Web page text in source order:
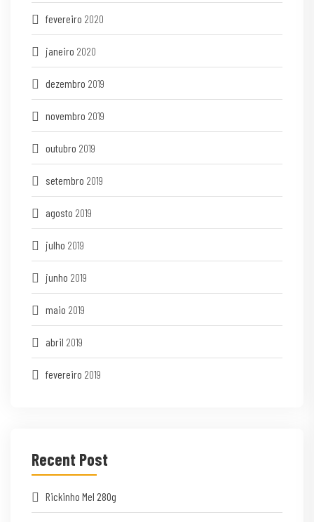
fevereiro 2020
janeiro 2020
dezembro 2019
novembro 2019
outubro 2019
setembro 2019
agosto 2019
julho 2019
junho 2019
maio 2019
abril 2019
fevereiro 2019
Recent Post
Rickinho Mel 280g